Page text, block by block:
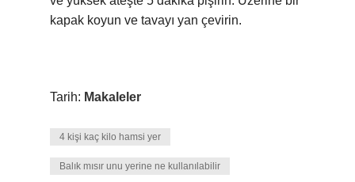
kapak koyun ve tavayı yan çevirin.
Tarih: Makaleler
4 kişi kaç kilo hamsi yer
Balık mısır unu yerine ne kullanılabilir